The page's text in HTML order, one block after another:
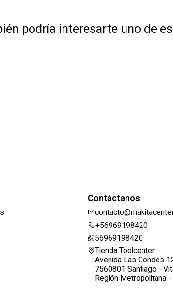
podría interesarte uno de
Contáctanos
+56969198420
56969198420
Tienda Toolcenter
Avenida Las Condes
7560801 Santiago -
Región Metropolitana -